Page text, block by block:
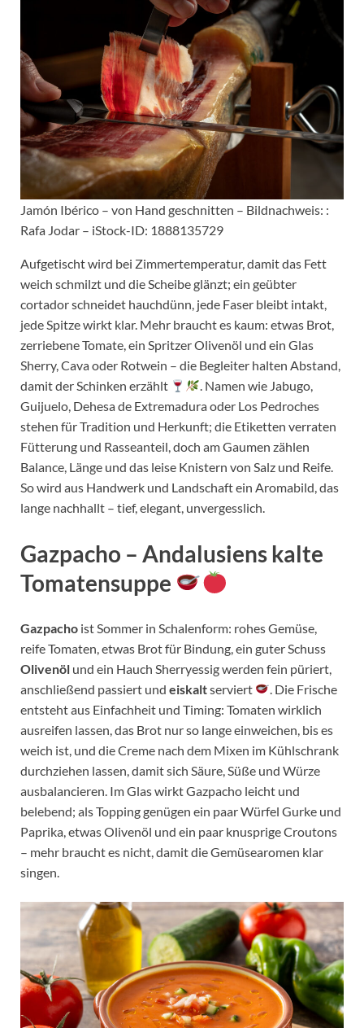
Jamón Ibérico – von Hand geschnitten – Bildnachweis: :
Rafa Jodar – iStock-ID: 1888135729
Aufgetischt wird bei Zimmertemperatur, damit das Fett
weich schmilzt und die Scheibe glänzt; ein geübter
cortador schneidet hauchdünn, jede Faser bleibt intakt,
jede Spitze wirkt klar. Mehr braucht es kaum: etwas Brot,
zerriebene Tomate, ein Spritzer Olivenöl und ein Glas
Sherry, Cava oder Rotwein – die Begleiter halten Abstand,
damit der Schinken erzählt
. Namen wie Jabugo,
Guijuelo, Dehesa de Extremadura oder Los Pedroches
stehen für Tradition und Herkunft; die Etiketten verraten
Fütterung und Rasseanteil, doch am Gaumen zählen
Balance, Länge und das leise Knistern von Salz und Reife.
So wird aus Handwerk und Landschaft ein Aromabild, das
lange nachhallt – tief, elegant, unvergesslich.
Gazpacho – Andalusiens kalte
Tomatensuppe
Gazpacho ist Sommer in Schalenform: rohes Gemüse,
reife Tomaten, etwas Brot für Bindung, ein guter Schuss
Olivenöl und ein Hauch Sherryessig werden fein püriert,
anschließend passiert und eiskaltserviert
. Die Frische
entsteht aus Einfachheit und Timing: Tomaten wirklich
ausreifen lassen, das Brot nur so lange einweichen, bis es
weich ist, und die Creme nach dem Mixen im Kühlschrank
durchziehen lassen, damit sich Säure, Süße und Würze
ausbalancieren. Im Glas wirkt Gazpacho leicht und
belebend; als Topping genügen ein paar Würfel Gurke und
Paprika, etwas Olivenöl und ein paar knusprige Croutons
– mehr braucht es nicht, damit die Gemüsearomen klar
singen.